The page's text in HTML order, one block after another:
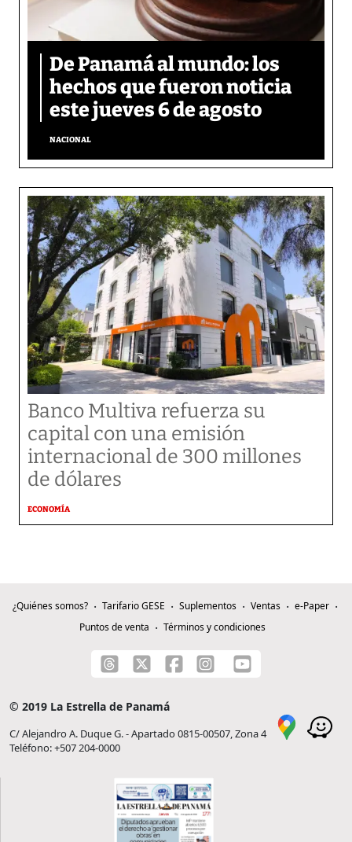
De Panamá al mundo: los
hechos que fueron noticia
este jueves 6 de agosto
NACIONAL
Banco Multiva refuerza su
capital con una emisión
internacional de 300 millones
de dólares
ECONOMÍA
¿Quiénes somos? Tarifario GESE Suplementos Ventas
e-Paper
Puntos de venta
Términos y condiciones
© 2019 La Estrella de Panamá
C/ Alejandro A. Duque G. - Apartado 0815-00507, Zona 4
Teléfono: +507 204-0000